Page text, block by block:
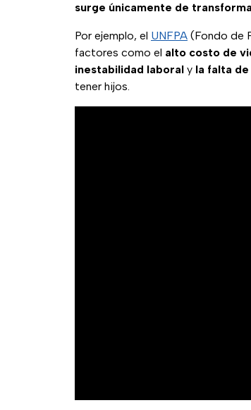
surge únicamente de
Por ejemplo, el UNFPA (Fondo de
factores como el alto costo de
inestabilidad laboral y la falta
tener hijos.